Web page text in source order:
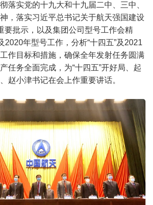
落实党的十九大和十九届二中、三中、
，落实习近平总书记关于航天强国建设
要批示，以及集团公司型号工作会精
2020年型号工作，分析“十四五”及2021
作目标和措施，确保全年发射任务圆满
任务全面完成，为“十四五”开好局、起
赵小津书记在会上作重要讲话。